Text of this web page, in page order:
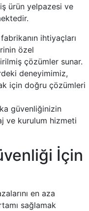
ürün yelpazesi ve
ihtiyaçları
özel
çözümler sunar.
deneyimimiz,
için doğru çözümleri
güvenliğinizin
ve kurulum hizmeti
İçin
en aza
sağlamak